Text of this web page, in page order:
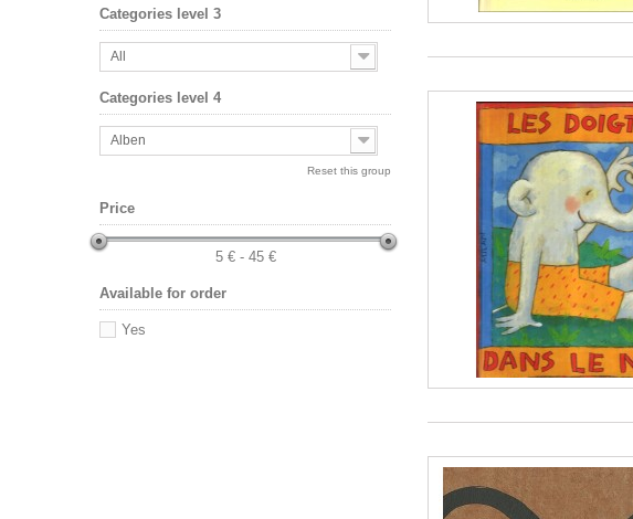
Categories level 3
All
Categories level 4
Alben
Reset this group
Price
5 € - 45 €
Available for order
Yes